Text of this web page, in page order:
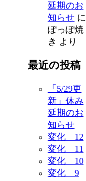
延期のお
知らせに
ぽっぽ焼
き より
最近の投稿
「5/29更
新」休み
延期のお
知らせ
変化 12
変化 11
変化 10
変化 9